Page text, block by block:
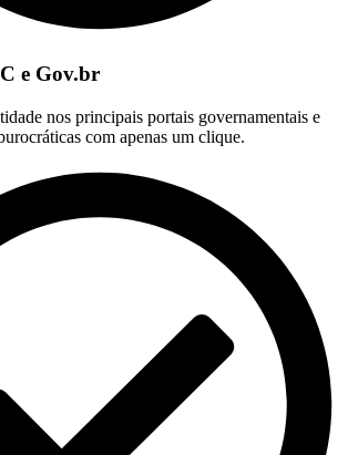
e Gov.br
nos principais portais governamentais e
com apenas um clique.